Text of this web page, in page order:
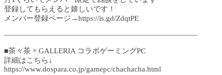
登録してもらえると嬉しいです！
メンバー登録ページ→https://is.gd/ZdqtPE
——————————————————————————
■茶々茶 × GALLERIA コラボゲーミングPC
詳細はこちら↓
https://www.dospara.co.jp/gamepc/chachacha.html